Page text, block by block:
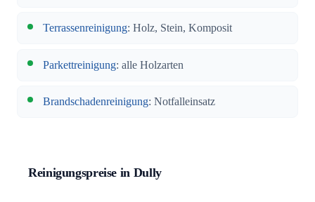
Terrassenreinigung: Holz, Stein, Komposit
Parkettreinigung: alle Holzarten
Brandschadenreinigung: Notfalleinsatz
Reinigungspreise in Dully